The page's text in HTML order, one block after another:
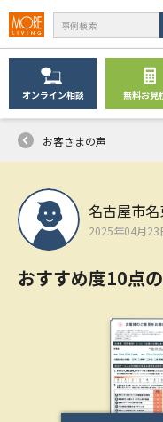
オンライン相談 無料お見
お客さまの声
名古屋市
2025年04月23
おすすめ度10点